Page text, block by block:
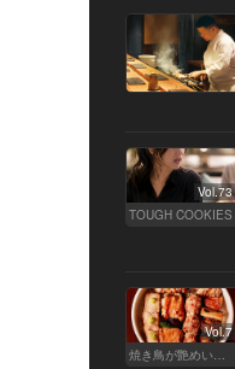
Vol.73
TOUGH COOKIES
Vol.7
焼き鳥が艶めいてきた